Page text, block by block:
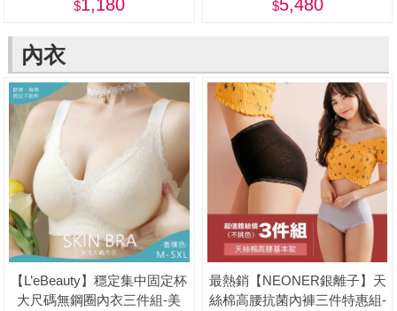
1,180 5,480
內衣
【L’eBeauty】穩定集中固定杯
大尺碼無鋼圈內衣三件組-美
最熱銷【NEONER銀離子】天
絲棉高腰抗菌內褲三件特惠組-